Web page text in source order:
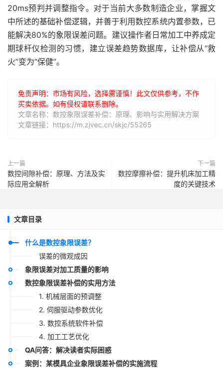
20ms预判并调整指令。对于当前大多数制造企业，掌握文
中所述的基础补偿逻辑，并善于利用数控系统内置参数，已
能解决80%的象限误差问题。建议操作者日常加工中养成定
期球杆仪检测的习惯，建立误差趋势数据库，让补偿从“救
火”变为“保健”。
免责声明：市场有风险，选择需谨慎！此文仅供参考，不作
买卖依据。如有侵权请联系删除。
文章名称：数控象限误差补偿：原理、影响与实用解决方案
文章链接：https://m.zjvec.cn/skjc/55265
上一篇
数控间隙补偿：原理、方法及实
际应用全解析
下一篇
数控摩擦补偿：提升机床加工精
度的关键技术
文章目录
什么是数控象限误差？
误差的微观成因
象限误差对加工质量的影响
数控象限误差补偿的实用方法
1. 机械层面的预调整
2. 伺服驱动参数优化
3. 数控系统软件补偿
4. 加工工艺优化
QA问答：解决读者实际困惑
案例：某模具企业象限误差补偿的实施流程